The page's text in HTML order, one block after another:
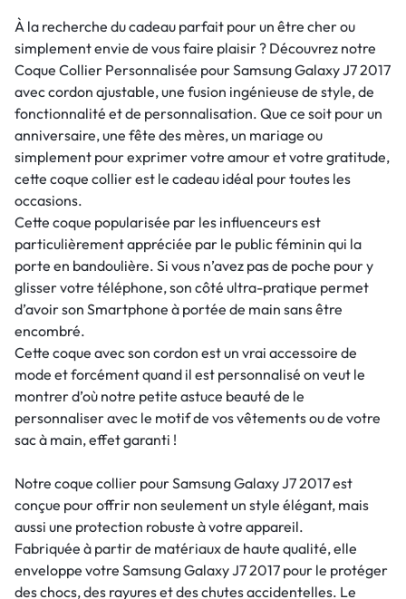
À la recherche du cadeau parfait pour un être cher ou
simplement envie de vous faire plaisir ? Découvrez notre
Coque Collier Personnalisée pour Samsung Galaxy J7 2017
avec cordon ajustable, une fusion ingénieuse de style, de
fonctionnalité et de personnalisation. Que ce soit pour un
anniversaire, une fête des mères, un mariage ou
simplement pour exprimer votre amour et votre gratitude,
cette coque collier est le cadeau idéal pour toutes les
occasions.
Cette coque popularisée par les influenceurs est
particulièrement appréciée par le public féminin qui la
porte en bandoulière. Si vous n’avez pas de poche pour y
glisser votre téléphone, son côté ultra-pratique permet
d’avoir son Smartphone à portée de main sans être
encombré.
Cette coque avec son cordon est un vrai accessoire de
mode et forcément quand il est personnalisé on veut le
montrer d’où notre petite astuce beauté de le
personnaliser avec le motif de vos vêtements ou de votre
sac à main, effet garanti !
Notre coque collier pour Samsung Galaxy J7 2017 est
conçue pour offrir non seulement un style élégant, mais
aussi une protection robuste à votre appareil.
Fabriquée à partir de matériaux de haute qualité, elle
enveloppe votre Samsung Galaxy J7 2017 pour le protéger
des chocs, des rayures et des chutes accidentelles. Le